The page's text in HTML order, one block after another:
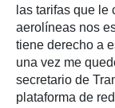
las tarifas que le
aerolíneas nos
tiene derecho a
una vez me
secretario de
plataforma de